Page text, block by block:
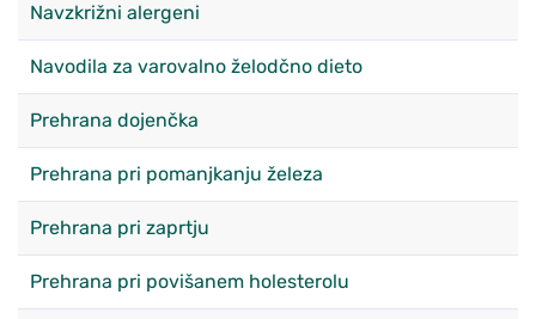
Navzkrižni alergeni
Navodila za varovalno želodčno dieto
Prehrana dojenčka
Prehrana pri pomanjkanju železa
Prehrana pri zaprtju
Prehrana pri povišanem holesterolu